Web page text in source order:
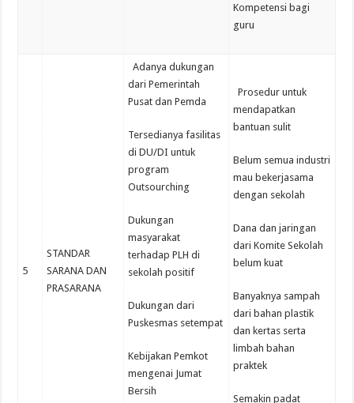
Kompetensi bagi
guru
5
STANDAR
SARANA DAN
PRASARANA
Adanya dukungan
dari Pemerintah
Pusat dan Pemda
Tersedianya fasilitas
di DU/DI untuk
program
Outsourching
Dukungan
masyarakat
terhadap PLH di
sekolah positif
Dukungan dari
Puskesmas setempat
Kebijakan Pemkot
mengenai Jumat
Bersih
Prosedur untuk
mendapatkan
bantuan sulit
Belum semua industri
mau bekerjasama
dengan sekolah
Dana dan jaringan
dari Komite Sekolah
belum kuat
Banyaknya sampah
dari bahan plastik
dan kertas serta
limbah bahan
praktek
Semakin padat